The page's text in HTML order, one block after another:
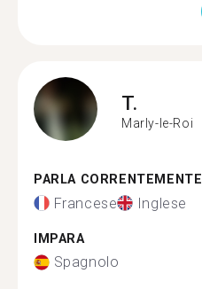
T.
Marly-le-Roi
PARLA CORRENTEMENTE
Francese Inglese
IMPARA
Spagnolo